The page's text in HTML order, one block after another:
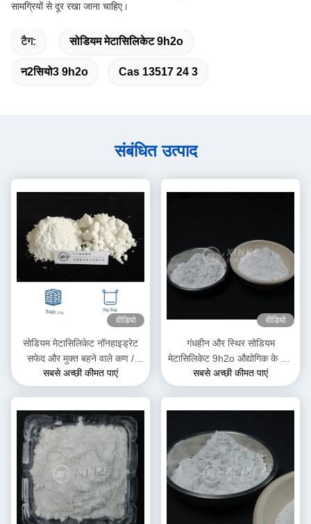
सामग्रियों से दूर रखा जाना चाहिए।
टैग: सोडियम मेटासिलिकेट 9h2o
न2सियो3 9h2o Cas 13517 24 3
संबंधित उत्पाद
वीडियो
सोडियम मेटासिलिकेट नॉनहाइड्रेट
सफेद और मुक्त बहने वाले कण /
पाउडर 13517-24-3
सबसे अच्छी कीमत पाएं
वीडियो
गंधहीन और स्थिर सोडियम
मेटासिलिकेट 9h2o औद्योगिक के लिए
13517-24-3
सबसे अच्छी कीमत पाएं